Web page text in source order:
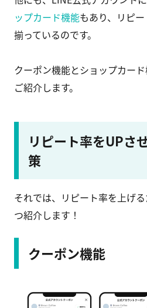
ップカード機能もあり、リピ
揃っているのです。
クーポン機能とショップカー
ご紹介します。
リピート率をUPさ
策
それでは、リピート率を上げ
つ紹介します！
クーポン機能